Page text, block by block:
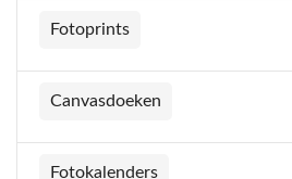
Fotoprints
Canvasdoeken
Fotokalenders